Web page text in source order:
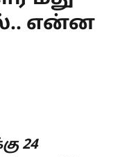
என்ன
24